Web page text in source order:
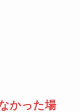
かった場